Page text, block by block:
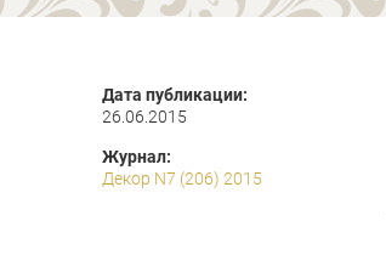
Дата публикации:
26.06.2015
Журнал:
Декор N7 (206) 2015